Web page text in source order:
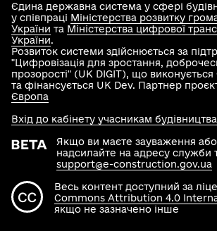
Єдина державна система у сфері
у співпраці Міністерства розвитку
України та Міністерства цифрової
України.
Розвиток системи здійснюється за
"Цифровізація для зростання,
прозорості" (UK DIGIT), що
та фінансується UK Dev. Партнер
Європа
Якщо ви маєте зауваження або
надсилайте на адресу служби
support@e-construction.gov.ua
Весь контент доступний за
Commons Attribution 4.0
якщо не зазначено інше
Вхід до кабінету учасникам будівництва